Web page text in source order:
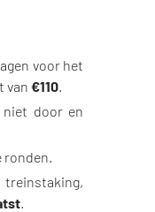
voor het
van €110.
niet door en
ronden.
treinstaking,
.